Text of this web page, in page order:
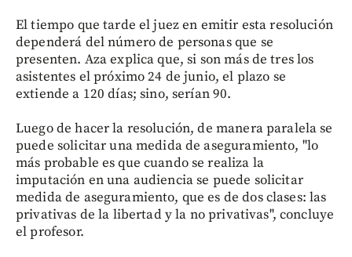
El tiempo que tarde el juez en emitir esta resolución
dependerá del número de personas que se
presenten. Aza explica que, si son más de tres los
asistentes el próximo 24 de junio, el plazo se
extiende a 120 días; sino, serían 90.
Luego de hacer la resolución, de manera paralela se
puede solicitar una medida de aseguramiento, "lo
más probable es que cuando se realiza la
imputación en una audiencia se puede solicitar
medida de aseguramiento, que es de dos clases: las
privativas de la libertad y la no privativas", concluye
el profesor.